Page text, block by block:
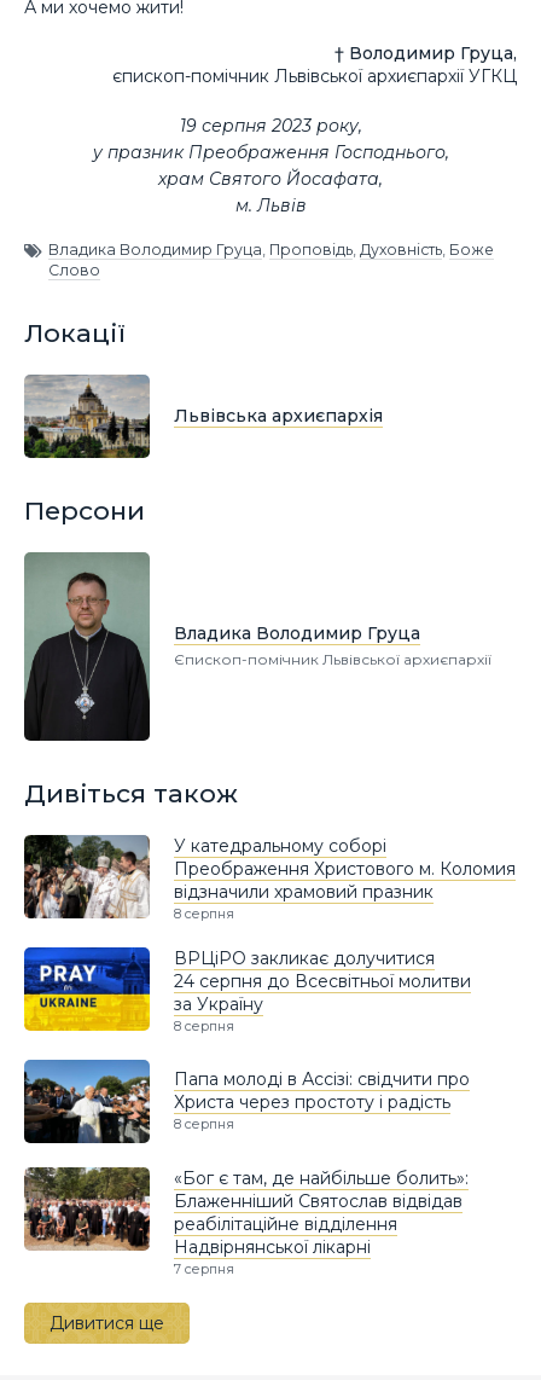
А ми хочемо жити!
† Володимир Груца,
єпископ-помічник Львівської архиєпархії УГКЦ
19 серпня 2023 року,
у празник Преображення Господнього,
храм Святого Йосафата,
м. Львів
Владика Володимир Груца, Проповідь, Духовність, Боже
Слово
Локації
Львівська архиєпархія
Персони
Владика Володимир Груца
Єпископ-помічник Львівської архиєпархії
Дивіться також
У катедральному соборі
Преображення Христового м. Коломия
відзначили храмовий празник
8 серпня
ВРЦіРО закликає долучитися
24 серпня до Всесвітньої молитви
за Україну
8 серпня
Папа молоді в Ассізі: свідчити про
Христа через простоту і радість
8 серпня
«Бог є там, де найбільше болить»:
Блаженніший Святослав відвідав
реабілітаційне відділення
Надвірнянської лікарні
7 серпня
Дивитися ще